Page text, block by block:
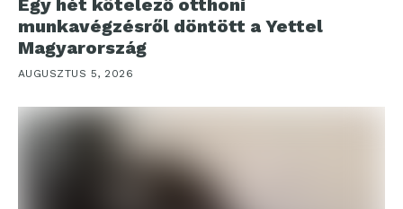
Egy hét kötelező otthoni
munkavégzésről döntött a Yettel
Magyarország
AUGUSZTUS 5, 2026